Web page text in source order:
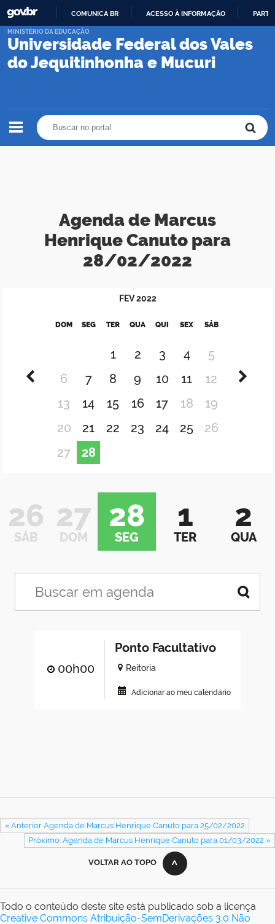
PARA
CONTEÚDO
COMUNICA BR ACESSO À INFORMAÇÃO
Universidade Federal dos Vales
do Jequitinhonha e Mucuri
MINISTÉRIO DA EDUCAÇÃO
Agenda de Marcus
Henrique Canuto para
28/02/2022
FEV 2022
DOM SEG TER QUA QUI SEX SÁB
1 2 3 4
5
6
7 8 9 10 11
12
13
14 15 16 17 18
19
20
21 22 23 24 25
26
27
28
26
SÁB
27
DOM
28
SEG
1
TER
2
QUA
00h00
Ponto Facultativo
Reitoria
Adicionar ao meu calendário
« Anterior Agenda de Marcus Henrique Canuto para 25/02/2022
Próximo: Agenda de Marcus Henrique Canuto para 01/03/2022 »
VOLTAR AO TOPO
Todo o conteúdo deste site está publicado sob a licença
Creative Commons Atribuição-SemDerivações 3.0 Não